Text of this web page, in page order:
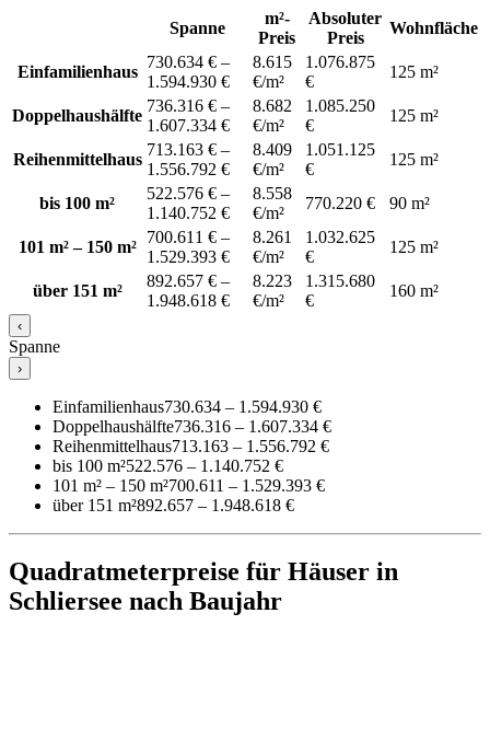
Spanne
m²-
Preis
Absoluter
Preis
Wohnfläche
Einfamilienhaus
730.634 € –
1.594.930 €
8.615
€/m²
1.076.875
€
125 m²
Doppelhaushälfte
736.316 € –
1.607.334 €
8.682
€/m²
1.085.250
€
125 m²
Reihenmittelhaus
713.163 € –
1.556.792 €
8.409
€/m²
1.051.125
€
125 m²
bis 100 m²
522.576 € –
1.140.752 €
8.558
€/m²
770.220 € 90 m²
101 m² – 150 m²
700.611 € –
1.529.393 €
8.261
€/m²
1.032.625
€
125 m²
über 151 m²
892.657 € –
1.948.618 €
8.223
€/m²
1.315.680
€
160 m²
‹
Spanne
›
Einfamilienhaus730.634 – 1.594.930 €
Doppelhaushälfte736.316 – 1.607.334 €
Reihenmittelhaus713.163 – 1.556.792 €
bis 100 m²522.576 – 1.140.752 €
101 m² – 150 m²700.611 – 1.529.393 €
über 151 m²892.657 – 1.948.618 €
Quadratmeterpreise für Häuser in
Schliersee nach Baujahr